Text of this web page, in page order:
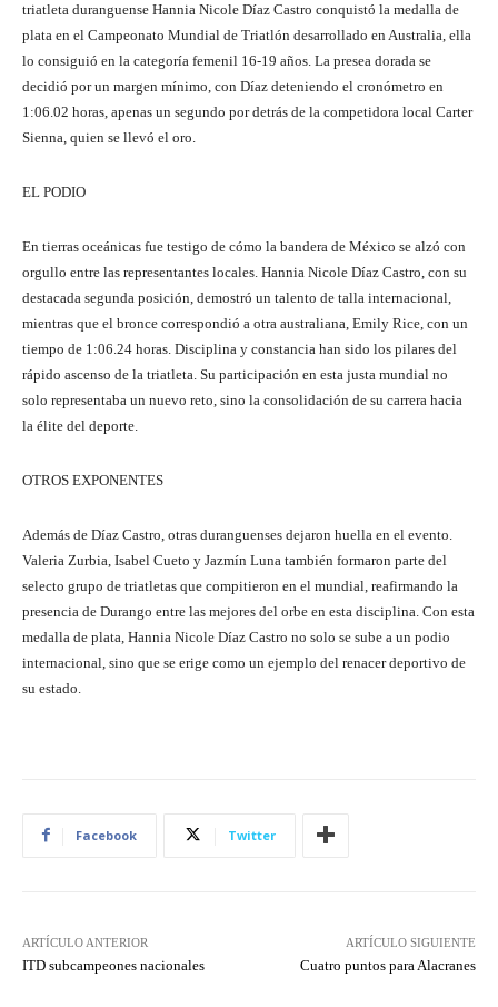
triatleta duranguense Hannia Nicole Díaz Castro conquistó la medalla de
plata en el Campeonato Mundial de Triatlón desarrollado en Australia, ella
lo consiguió en la categoría femenil 16-19 años. La presea dorada se
decidió por un margen mínimo, con Díaz deteniendo el cronómetro en
1:06.02 horas, apenas un segundo por detrás de la competidora local Carter
Sienna, quien se llevó el oro.
EL PODIO
En tierras oceánicas fue testigo de cómo la bandera de México se alzó con
orgullo entre las representantes locales. Hannia Nicole Díaz Castro, con su
destacada segunda posición, demostró un talento de talla internacional,
mientras que el bronce correspondió a otra australiana, Emily Rice, con un
tiempo de 1:06.24 horas. Disciplina y constancia han sido los pilares del
rápido ascenso de la triatleta. Su participación en esta justa mundial no
solo representaba un nuevo reto, sino la consolidación de su carrera hacia
la élite del deporte.
OTROS EXPONENTES
Además de Díaz Castro, otras duranguenses dejaron huella en el evento.
Valeria Zurbia, Isabel Cueto y Jazmín Luna también formaron parte del
selecto grupo de triatletas que compitieron en el mundial, reafirmando la
presencia de Durango entre las mejores del orbe en esta disciplina. Con esta
medalla de plata, Hannia Nicole Díaz Castro no solo se sube a un podio
internacional, sino que se erige como un ejemplo del renacer deportivo de
su estado.
Facebook Twitter
ARTÍCULO ANTERIOR
ITD subcampeones nacionales
ARTÍCULO SIGUIENTE
Cuatro puntos para Alacranes